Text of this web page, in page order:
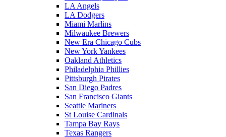
LA Angels
LA Dodgers
Miami Marlins
Milwaukee Brewers
New Era Chicago Cubs
New York Yankees
Oakland Athletics
Philadelphia Phillies
Pittsburgh Pirates
San Diego Padres
San Francisco Giants
Seattle Mariners
St Louise Cardinals
Tampa Bay Rays
Texas Rangers